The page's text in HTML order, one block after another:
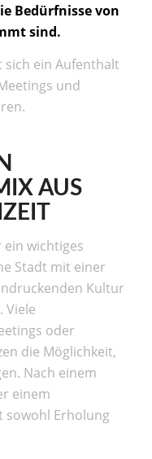
Bedürfnisse von
sind.
ein Aufenthalt
und
AUS
wichtiges
Stadt mit einer
Kultur
Viele
oder
die Möglichkeit,
Nach einem
einem
sowohl Erholung